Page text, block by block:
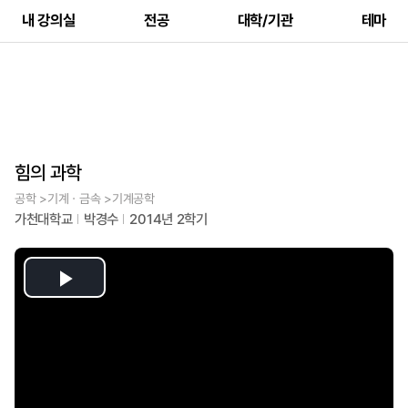
내 강의실 전공 대학/기관 테마
힘의 과학
공학 >기계ㆍ금속 >기계공학
가천대학교 박경수 2014년 2학기
Play